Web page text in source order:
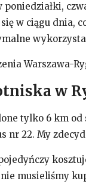
w ciągu dnia,
Warszawa-
w
tylko 6 km
nr 22. My
musieliśmy